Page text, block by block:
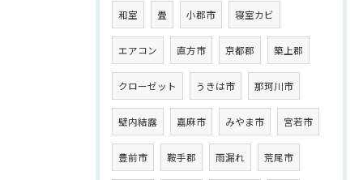
和室 畳 小郡市 寝室カビ
エアコン 直方市 京都郡 築上郡
クローゼット うきは市 那珂川市
壁内結露 嘉麻市 みやま市 宮若市
豊前市 鞍手郡 雨漏れ 荒尾市